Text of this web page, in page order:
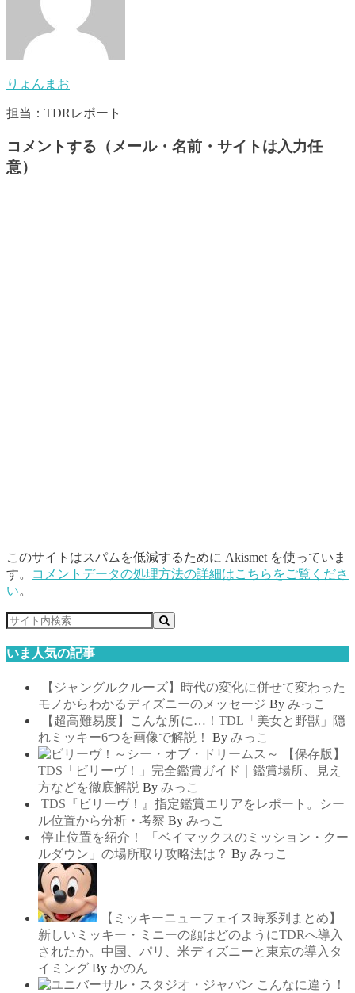
りょんまお
担当：TDRレポート
コメントする（メール・名前・サイトは入力任
意）
このサイトはスパムを低減するために Akismet を使っていま
す。
コメントデータの処理方法の詳細はこちらをご覧くださ
い。
いま人気の記事
【ジャングルクルーズ】時代の変化に併せて変わった
モノからわかるディズニーのメッセージ By みっこ
【超高難易度】こんな所に…！TDL「美女と野獣」隠
れミッキー6つを画像で解説！
By みっこ
【保存版】
TDS「ビリーヴ！」完全鑑賞ガイド｜鑑賞場所、見え
方などを徹底解説 By みっこ
TDS『ビリーヴ！』指定鑑賞エリアをレポート。シー
ル位置から分析・考察 By みっこ
停止位置を紹介！ 「ベイマックスのミッション・クー
ルダウン」の場所取り攻略法は？ By みっこ
【ミッキーニューフェイス時系列まとめ】
新しいミッキー・ミニーの顔はどのようにTDRへ導入
されたか。中国、パリ、米ディズニーと東京の導入タ
イミング By かのん
こんなに違う！